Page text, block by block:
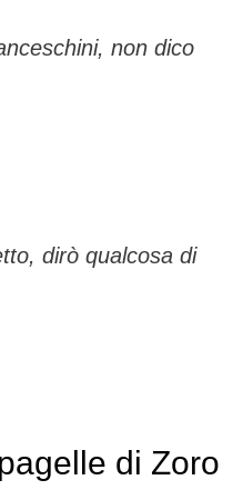
non dico
dirò qualcosa di
di Zoro